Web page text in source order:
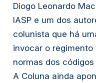
Diogo Leonardo
IASP e um dos
colunista que há
invocar o
normas dos
A Coluna ainda